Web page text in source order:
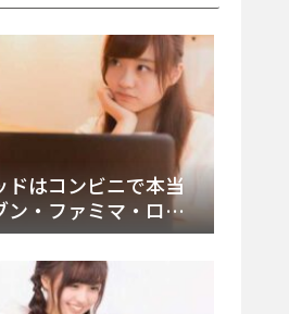
ドはコンビニで本当
ン・ファミマ・ロー
値段と種類別販売場